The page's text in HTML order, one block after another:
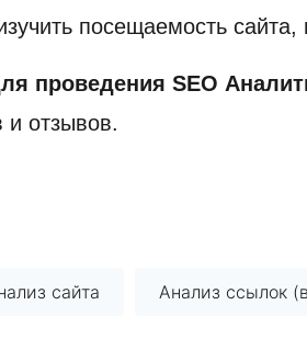
посещаемость
проведения SEO
и отзывов.
сайта Анализ ссылок